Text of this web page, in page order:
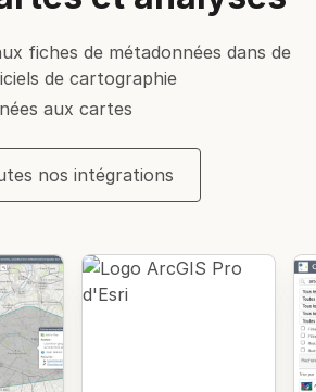
fiches de métadonnées dans de
de cartographie
aux cartes
nos intégrations